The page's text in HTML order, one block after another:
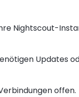
Nightscout-
Updates
offen.